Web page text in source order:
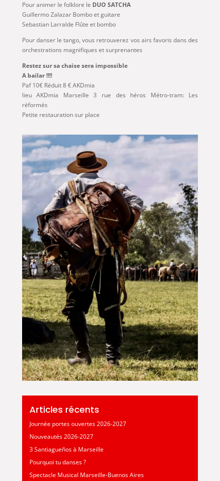
Pour animer le folklore le DUO SATCHA
Guillermo Zalazar Bombo et guitare
Sebastian Larralde Flûte et bombo
Pour danser le tango, vous retrouverez vos airs favoris dans des
orchestrations magnifiques et surprenantes
Restez sur sa chaise sera impossible
A bailar !!!!
Paf 10€ Réduit 8 € AKDmia
lieu AKDmia Marseille 3 rue des héros Métro-tram: Les
réformés
Petite restauration sur place
Articles récents
Journée portes ouvertes 2026-2027
Nouveautés 2026-2027
3 Santiagueños à Marseille
Pourquoi tu danses ?
Spectacle Musical Marseille-Buenos Aires